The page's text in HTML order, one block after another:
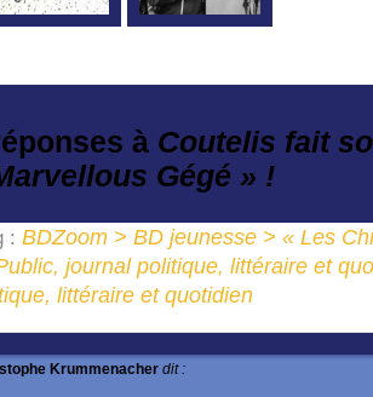
à Coutelis fait
Gégé » !
: BDZoom > BD jeunesse > « Les
journal politique, littéraire et
littéraire et quotidien
Krummenacher dit :